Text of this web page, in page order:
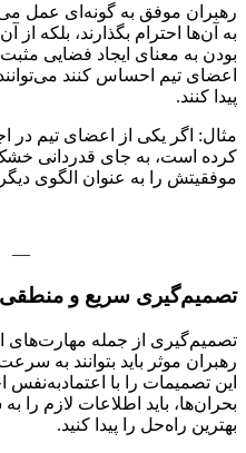
رهبران موفق به گونه‌ای عمل
به آن‌ها احترام بگذارند، بلکه از
بودن به معنای ایجاد فضایی
اعضای تیم احساس کنند
پیدا کنند.
مثال: اگر یکی از اعضای تیم در
کرده است، به جای قدردانی
موفقیتش را به عنوان الگوی
—
تصمیم‌گیری سریع و منطقی
تصمیم‌گیری از جمله
رهبران موثر باید بتوانند به
این تصمیمات را با اعتمادبه‌نفس
بحران‌ها، باید اطلاعات لازم
بهترین راه‌حل را پیدا کنید.